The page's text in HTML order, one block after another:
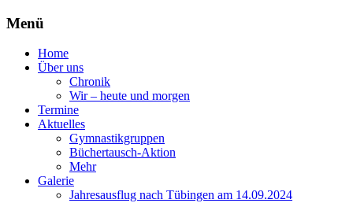
Menü
Zum
Inhalt
Home
Über uns
Chronik
Wir – heute und morgen
Termine
Aktuelles
Gymnastikgruppen
Büchertausch-Aktion
Mehr
Galerie
Jahresausflug nach Tübingen am 14.09.2024